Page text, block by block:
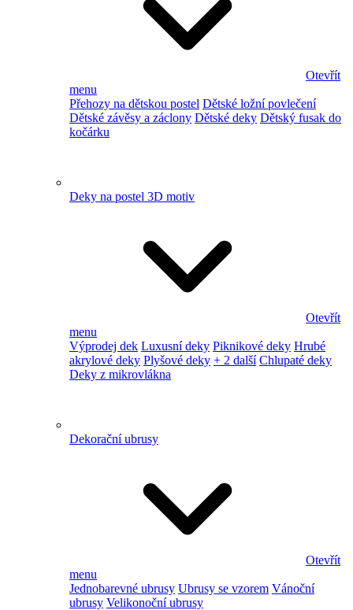
Otevřít
menu
Přehozy na dětskou postel Dětské ložní povlečení
Dětské závěsy a záclony Dětské deky Dětský fusak do
kočárku
Deky na postel 3D motiv
Otevřít
menu
Výprodej dek Luxusní deky Piknikové deky Hrubé
akrylové deky Plyšové deky + 2 další Chlupaté deky
Deky z mikrovlákna
Dekorační ubrusy
Otevřít
menu
Jednobarevné ubrusy Ubrusy se vzorem Vánoční
ubrusy Velikonoční ubrusy